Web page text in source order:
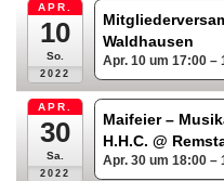
APR.
10
So.
2022
Waldhausen
Apr. 10 um 17:00 –
APR.
30
Sa.
2022
Maifeier –
H.H.C.@
Apr. 30 um 18:00 –